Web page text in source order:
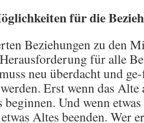
für die
Beziehungen zu den
für alle
neu überdacht und
Erst wenn das
beginnen. Und wenn
Altes beenden. Wer